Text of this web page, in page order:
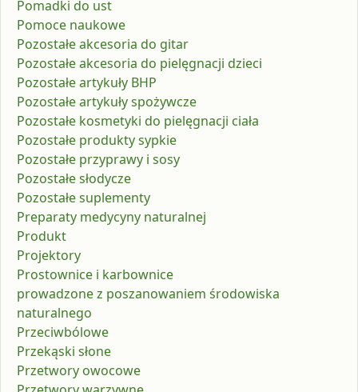
Pomadki do ust
Pomoce naukowe
Pozostałe akcesoria do gitar
Pozostałe akcesoria do pielęgnacji dzieci
Pozostałe artykuły BHP
Pozostałe artykuły spożywcze
Pozostałe kosmetyki do pielęgnacji ciała
Pozostałe produkty sypkie
Pozostałe przyprawy i sosy
Pozostałe słodycze
Pozostałe suplementy
Preparaty medycyny naturalnej
Produkt
Projektory
Prostownice i karbownice
prowadzone z poszanowaniem środowiska
naturalnego
Przeciwbólowe
Przekąski słone
Przetwory owocowe